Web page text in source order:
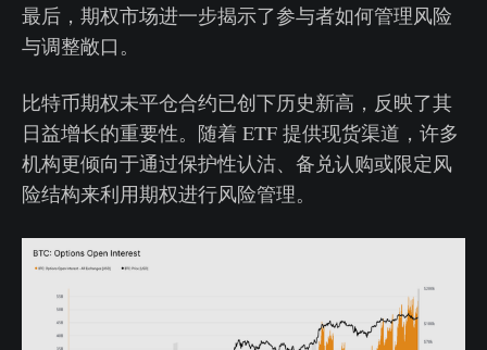
最后，期权市场进一步揭示了参与者如何管理风险
与调整敞口。
比特币期权未平仓合约已创下历史新高，反映了其
日益增长的重要性。随着 ETF 提供现货渠道，许多
机构更倾向于通过保护性认沽、备兑认购或限定风
险结构来利用期权进行风险管理。